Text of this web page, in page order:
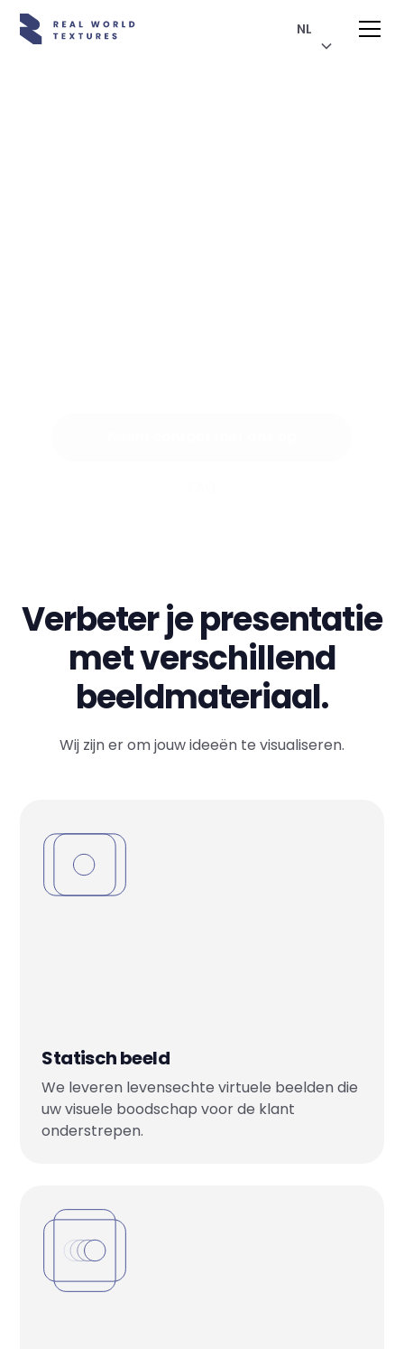
NL
Verbeter je presentatie
met verschillend
beeldmateriaal.
Wij zijn er om jouw ideeën te visualiseren.
Statisch beeld
We leveren levensechte virtuele beelden die
uw visuele boodschap voor de klant
onderstrepen.